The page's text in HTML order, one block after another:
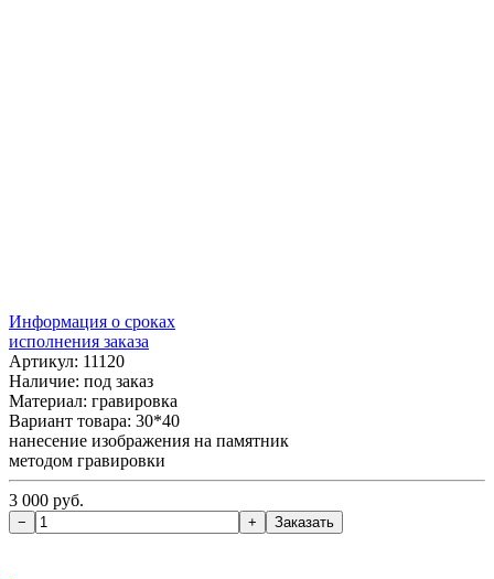
Информация о сроках
исполнения заказа
Артикул: 11120
Наличие: под заказ
Материал: гравировка
Вариант товара: 30*40
нанесение изображения на памятник
методом гравировки
3 000 руб.